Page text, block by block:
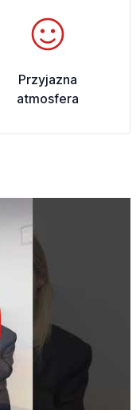
Przyjazna
atmosfera